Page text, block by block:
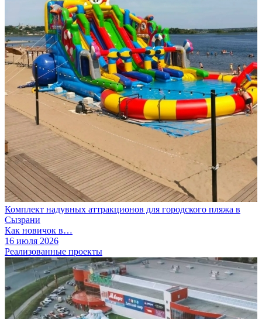
Комплект надувных аттракционов для городского пляжа в
Сызрани
Как новичок в…
16 июля 2026
Реализованные проекты